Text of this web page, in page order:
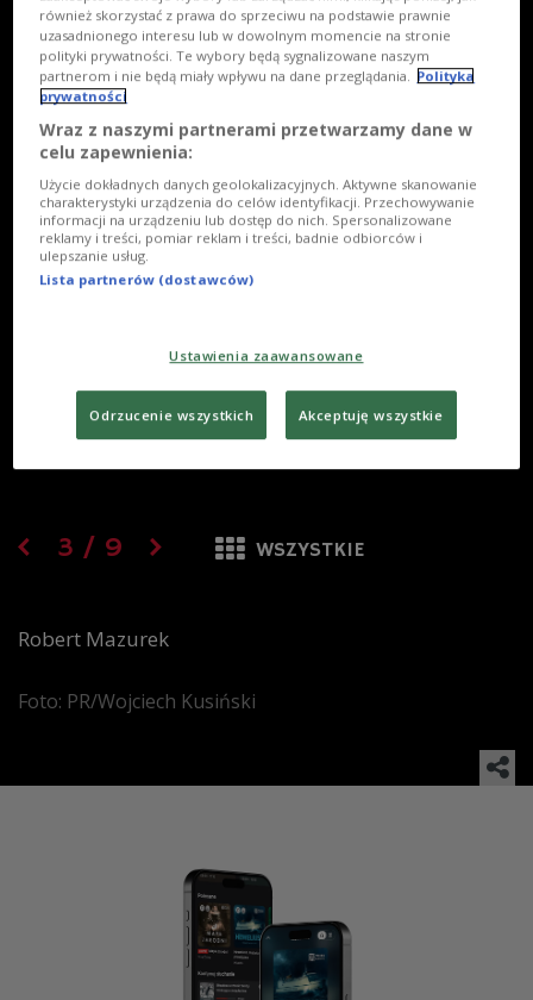
3 / 9 WSZYSTKIE
Robert Mazurek
Foto: PR/Wojciech Kusiński
również skorzystać z prawa do sprzeciwu na podstawie prawnie
uzasadnionego interesu lub w dowolnym momencie na stronie
polityki prywatności. Te wybory będą sygnalizowane naszym
partnerom i nie będą miały wpływu na dane przeglądania. Polityka
prywatności
Wraz z naszymi partnerami przetwarzamy dane w
celu zapewnienia:
Użycie dokładnych danych geolokalizacyjnych. Aktywne skanowanie
charakterystyki urządzenia do celów identyfikacji. Przechowywanie
informacji na urządzeniu lub dostęp do nich. Spersonalizowane
reklamy i treści, pomiar reklam i treści, badnie odbiorców i
ulepszanie usług.
Lista partnerów (dostawców)
Ustawienia zaawansowane
Odrzucenie wszystkich Akceptuję wszystkie